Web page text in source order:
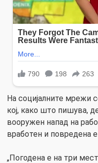
На социјалните мрежи
кој, како што пишува,
вооружен напад на
вработен и повредена
„Погодена е на три